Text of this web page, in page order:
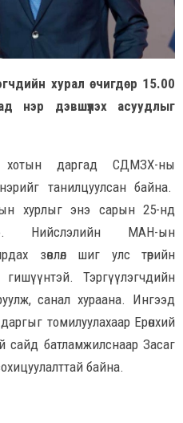
хурал өчигдөр 15.00
нэр дэвшүүлэх асуудлыг
хотын даргад СДМЗХ-ны
танилцуулсан байна.
хурлыг энэ сарын 25-нд
Нийслэлийн МАН-ын
зөвлөл шиг улс төрийн
гишүүнтэй. Тэргүүлэгчдийн
санал хураана. Ингээд
томилуулахаар Ерөнхий
сайд батламжилснаар Засаг
байна.